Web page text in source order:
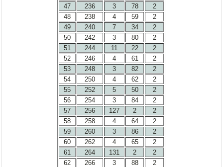
47
236 3 78
2
48
238 4 59
2
49
240 7 34
2
50
242 3 80
2
51
244 11 22
2
52
246 4 61
2
53
248 3 82
2
54
250 4 62
2
55
252 5 50
2
56
254 3 84
2
57
256 127 2
2
58
258 4 64
2
59
260 3 86
2
60
262 4 65
2
61
264 131 2
2
62
266 3 88
2